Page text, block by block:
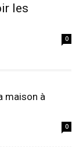
les
0
maison à
0